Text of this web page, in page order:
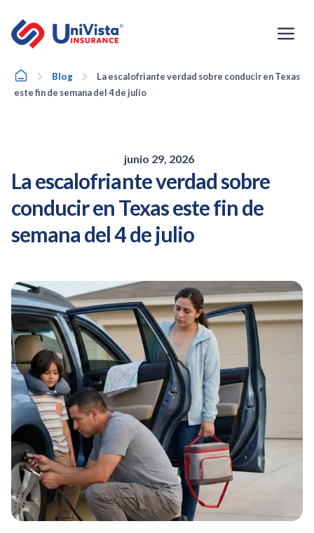
contenido
HomeBlog
La escalofriante verdad sobre conducir en Texas
este fin de semana del 4 de julio
junio 29, 2026
La escalofriante verdad sobre
conducir en Texas este fin de
semana del 4 de julio